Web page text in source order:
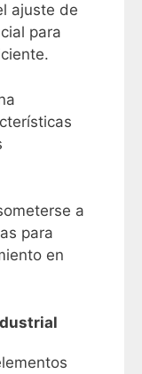
ajuste de
para
a
para
en